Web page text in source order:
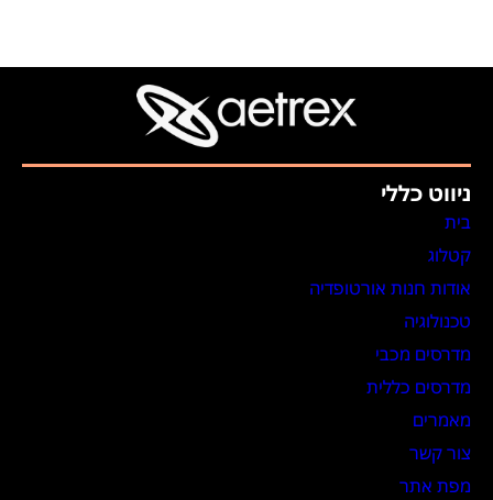
ניווט כללי
בית
קטלוג
אודות חנות אורטופדיה
טכנולוגיה
מדרסים מכבי
מדרסים כללית
מאמרים
צור קשר
מפת אתר